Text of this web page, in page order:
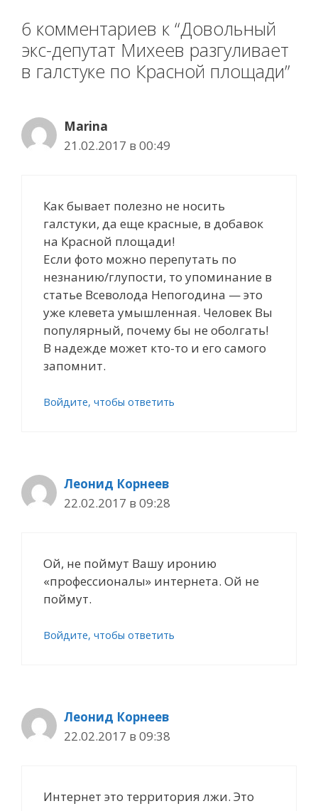
6 комментариев к “Довольный
экс-депутат Михеев разгуливает
в галстуке по Красной площади”
Marina
21.02.2017 в 00:49
Как бывает полезно не носить
галстуки, да еще красные, в добавок
на Красной площади!
Если фото можно перепутать по
незнанию/глупости, то упоминание в
статье Всеволода Непогодина — это
уже клевета умышленная. Человек Вы
популярный, почему бы не оболгать!
В надежде может кто-то и его самого
запомнит.
Войдите, чтобы ответить
Леонид Корнеев
22.02.2017 в 09:28
Ой, не поймут Вашу иронию
«профессионалы» интернета. Ой не
поймут.
Войдите, чтобы ответить
Леонид Корнеев
22.02.2017 в 09:38
Интернет это территория лжи. Это